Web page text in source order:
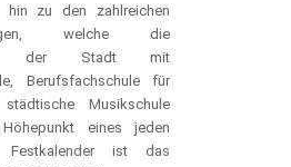
hin zu den zahlreichen
welche die
der Stadt mit
Berufsfachschule für
Musikschule
Höhepunkt eines jeden
ist das